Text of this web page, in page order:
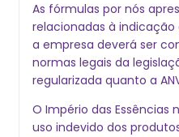
As fórmulas por nós
relacionadas à
a empresa deverá ser
normas legais da
regularizada quanto a
O Império das Essências
uso indevido dos